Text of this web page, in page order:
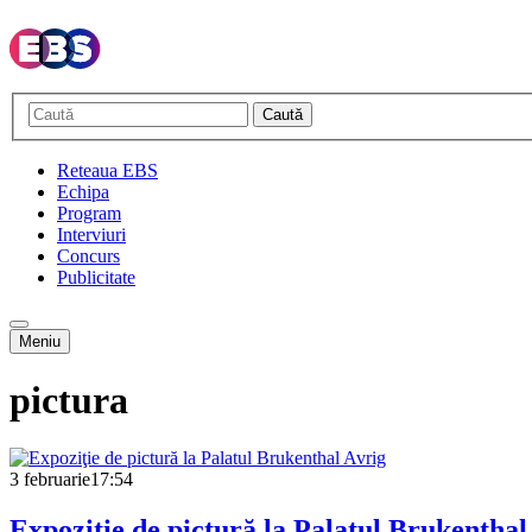
Caută
Reteaua EBS
Echipa
Program
Interviuri
Concurs
Publicitate
Meniu
pictura
3 februarie17:54